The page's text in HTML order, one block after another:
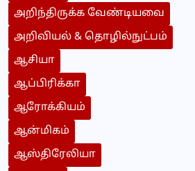
அறிந்திருக்க வேண்டியவை
அறிவியல் & தொழில்நுட்பம்
ஆசியா
ஆப்பிரிக்கா
ஆரோக்கியம்
ஆன்மிகம்
ஆஸ்திரேலியா